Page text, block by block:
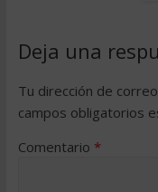
Deja una
Tu dirección de
campos obligatorios
Comentario *